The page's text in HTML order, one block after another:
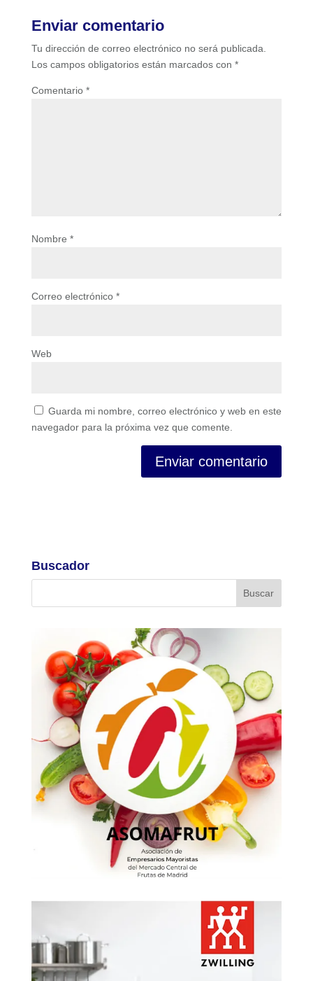
Enviar comentario
Tu dirección de correo electrónico no será publicada.
Los campos obligatorios están marcados con *
Comentario *
Nombre *
Correo electrónico *
Web
Guarda mi nombre, correo electrónico y web en este
navegador para la próxima vez que comente.
Buscador